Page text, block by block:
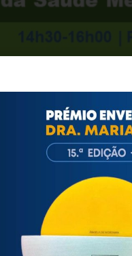
que a
reflexão conjunta com
obrigatoriamente de